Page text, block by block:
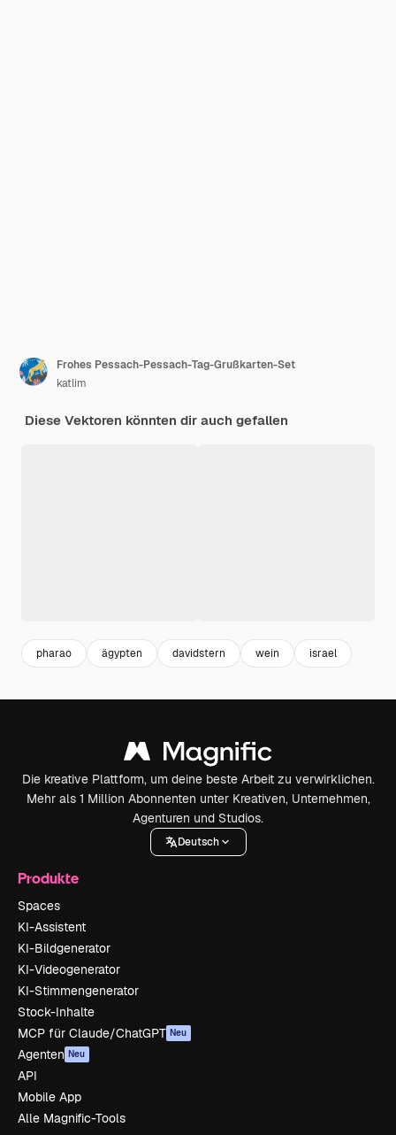
Frohes Pessach-Pessach-Tag-Grußkarten-Set
katlim
Diese Vektoren könnten dir auch gefallen
pharao ägypten davidstern wein israel
Die kreative Plattform, um deine beste Arbeit zu verwirklichen.
Mehr als 1 Million Abonnenten unter Kreativen, Unternehmen,
Agenturen und Studios.
Deutsch
Produkte
Spaces
KI-Assistent
KI-Bildgenerator
KI-Videogenerator
KI-Stimmengenerator
Stock-Inhalte
MCP für Claude/ChatGPT Neu
Agenten Neu
API
Mobile App
Alle Magnific-Tools